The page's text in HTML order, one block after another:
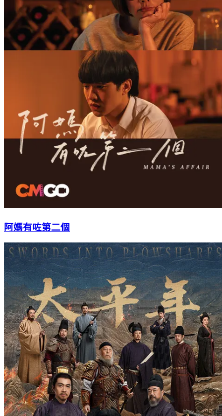
阿媽有咗第二個